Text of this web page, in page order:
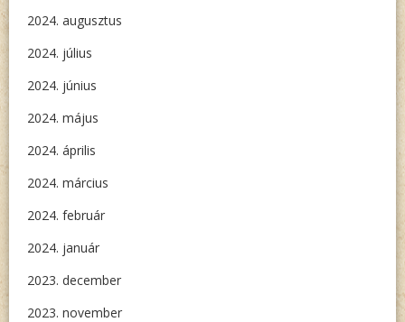
2024. augusztus
2024. július
2024. június
2024. május
2024. április
2024. március
2024. február
2024. január
2023. december
2023. november